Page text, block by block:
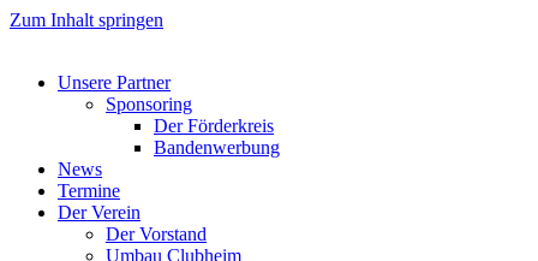
Zum Inhalt springen
Unsere Partner
Sponsoring
Der Förderkreis
Bandenwerbung
News
Termine
Der Verein
Der Vorstand
Umbau Clubheim